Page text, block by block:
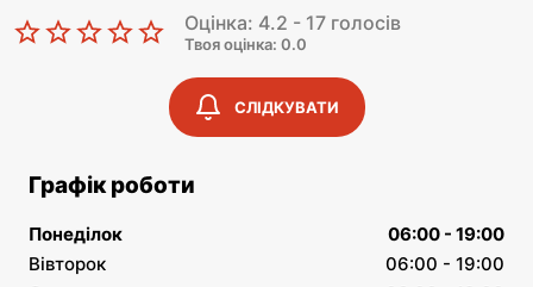
Оцінка: 4.2 - 17 голосів
Твоя оцінка: 0.0
СЛІДКУВАТИ
Графік роботи
Понеділок
06:00 - 19:00
Вівторок
06:00 - 19:00